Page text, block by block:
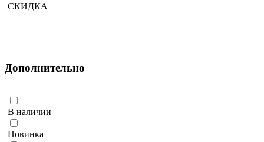
СКИДКА
Дополнительно
В наличии
Новинка